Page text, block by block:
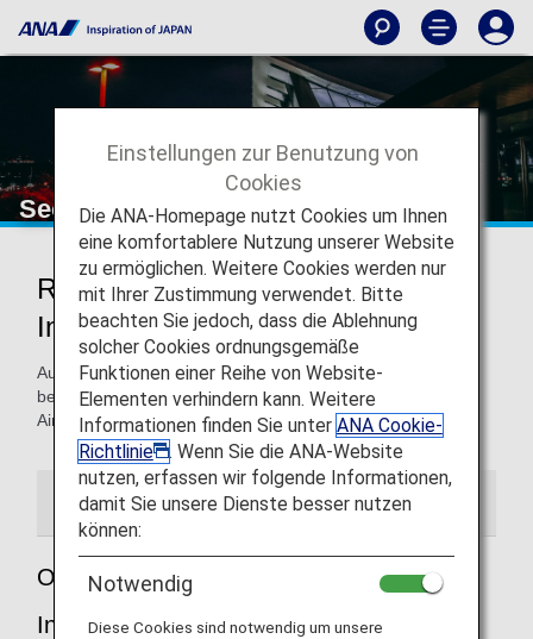
Seoul Gimpo International Airport
Reisen zum und vom Seoul Gimpo
International Airport
Auf dieser Seite finden Sie die Informationen, die Sie
benötigen, um sich einfach im Seoul Gimpo International
Airport orientieren und Ihr Reiseziel finden zu können.
Flughafenführer
Orientierungshilfe für den Seoul Gimpo
International Airport
Einstellungen zur Benutzung von
Cookies
Die ANA-Homepage nutzt Cookies um Ihnen
eine komfortablere Nutzung unserer Website
zu ermöglichen. Weitere Cookies werden nur
mit Ihrer Zustimmung verwendet. Bitte
beachten Sie jedoch, dass die Ablehnung
solcher Cookies ordnungsgemäße
Funktionen einer Reihe von Website-
Elementen verhindern kann. Weitere
Informationen finden Sie unter ANA Cookie-
Richtlinie
. Wenn Sie die ANA-Website
nutzen, erfassen wir folgende Informationen,
damit Sie unsere Dienste besser nutzen
können:
Notwendig
Diese Cookies sind notwendig um unsere